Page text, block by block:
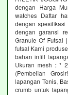
dengan Harga
watches Daftar
dengan
dengan garansi
Granule Of Futsal
futsal Kami
bahan infill
Ukuran mesh : *
(Pembelian
lapangan Tenis,
crumb untuk